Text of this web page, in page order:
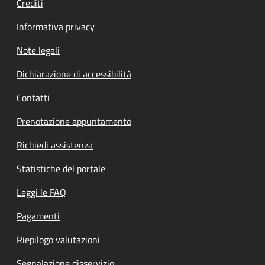
Informativa privacy
Note legali
Dichiarazione di accessibilità
Contatti
Prenotazione appuntamento
Richiedi assistenza
Statistiche del portale
Leggi le FAQ
Pagamenti
Riepilogo valutazioni